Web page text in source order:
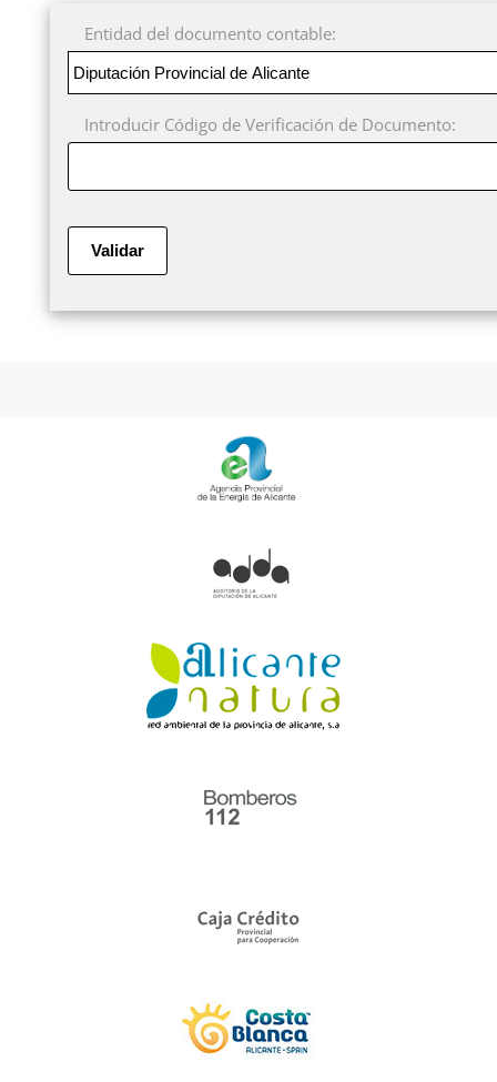
Entidad del documento contable:
Introducir Código de Verificación de Documento: